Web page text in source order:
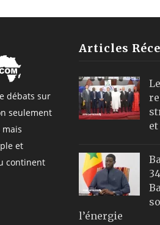
débats sur
seulement
et
continent
Articles
l’énergie